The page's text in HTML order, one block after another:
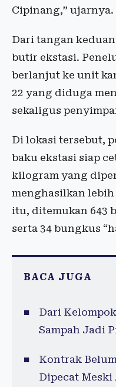
Cipinang,” ujarnya.
Dari tangan
butir ekstasi.
berlanjut ke unit
22 yang diduga
sekaligus
Di lokasi tersebut,
baku ekstasi siap
kilogram yang
menghasilkan lebih
itu, ditemukan 643
serta 34 bungkus
BACA JUGA
Dari
Sampah Jadi
Kontrak
Dipecat Meski